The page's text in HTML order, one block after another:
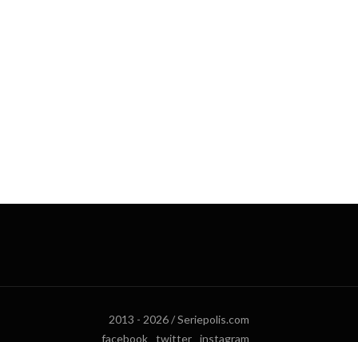
2013 - 2026 / Seriepolis.com
facebook
twitter instagram